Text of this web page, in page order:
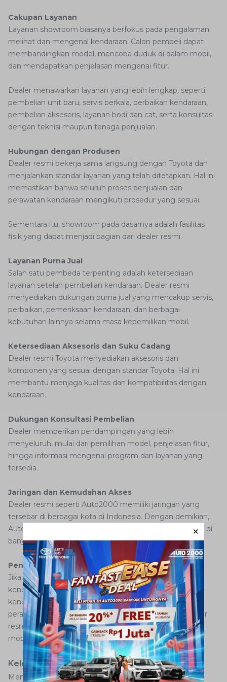
Cakupan Layanan
Layanan showroom biasanya berfokus pada pengalaman
melihat dan mengenal kendaraan. Calon pembeli dapat
membandingkan model, mencoba duduk di dalam mobil,
dan mendapatkan penjelasan mengenai fitur.
Dealer menawarkan layanan yang lebih lengkap, seperti
pembelian unit baru, servis berkala, perbaikan kendaraan,
pembelian aksesoris, layanan bodi dan cat, serta konsultasi
dengan teknisi maupun tenaga penjualan.
Hubungan dengan Produsen
Dealer resmi bekerja sama langsung dengan Toyota dan
menjalankan standar layanan yang telah ditetapkan. Hal ini
memastikan bahwa seluruh proses penjualan dan
perawatan kendaraan mengikuti prosedur yang sesuai.
Sementara itu, showroom pada dasarnya adalah fasilitas
fisik yang dapat menjadi bagian dari dealer resmi.
Layanan Purna Jual
Salah satu pembeda terpenting adalah ketersediaan
layanan setelah pembelian kendaraan. Dealer resmi
menyediakan dukungan purna jual yang mencakup servis,
perbaikan, pemeriksaan kendaraan, dan berbagai
kebutuhan lainnya selama masa kepemilikan mobil.
Ketersediaan Aksesoris dan Suku Cadang
Dealer resmi Toyota menyediakan aksesoris dan
komponen yang sesuai dengan standar Toyota. Hal ini
membantu menjaga kualitas dan kompatibilitas dengan
kendaraan.
Dukungan Konsultasi Pembelian
Dealer memberikan pendampingan yang lebih
menyeluruh, mulai dari pemilihan model, penjelasan fitur,
hingga informasi mengenai program dan layanan yang
tersedia.
Jaringan dan Kemudahan Akses
Dealer resmi seperti Auto2000 memiliki jaringan yang
tersebar di berbagai kota di Indonesia. Dengan demikian,
AutoFamily dapat memperoleh layanan yang konsisten di
banyak lokasi.
Pengalaman Kepemilikan yang Lebih Lengkap
Jika showroom membantu calon pembeli mengenal
kendaraan, dealer memastikan seluruh kebutuhan
kendaraan terpenuhi, mulai dari pembelian hingga
perawatan jangka panjang. Inilah alasan mengapa dealer
resmi menjadi pilihan yang sangat penting bagi pemilik
mobil Toyota.
Kelebihan Membeli Mobil di Dealer Resmi
Membeli mobil merupakan keputusan penting yang